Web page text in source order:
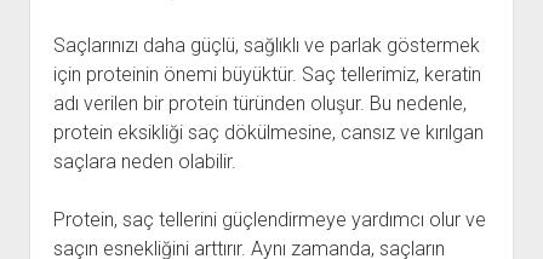
Saçlarınızı daha güçlü, sağlıklı ve parlak göstermek
için proteinin önemi büyüktür. Saç tellerimiz, keratin
adı verilen bir protein türünden oluşur. Bu nedenle,
protein eksikliği saç dökülmesine, cansız ve kırılgan
saçlara neden olabilir.
Protein, saç tellerini güçlendirmeye yardımcı olur ve
saçın esnekliğini arttırır. Aynı zamanda, saçların